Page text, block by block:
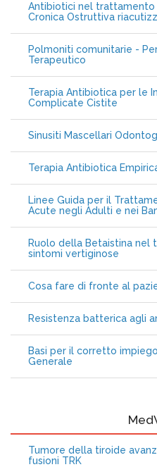
Antibiotici nel
Cronica Ostruttiva
Polmoniti comunitarie -
Terapeutico
Terapia Antibiotica per le
Complicate Cistite
Sinusiti Mascellari
Terapia Antibiotica
Linee Guida per il
Acute negli Adulti e nei
Ruolo della Betaistina
sintomi vertiginose
Cosa fare di fronte al
Resistenza batterica agli
Basi per il corretto
Generale
Tumore della tiroide
fusioni TRK